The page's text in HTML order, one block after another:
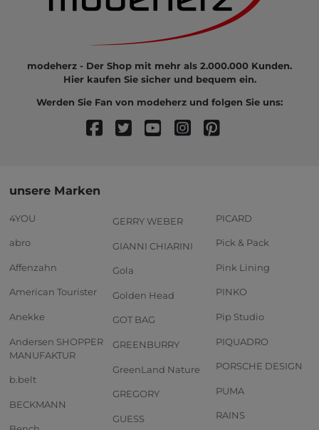
modeherz - Der Shop mit mehr als 2.000.000 Kunden.
Hier kaufen Sie sicher und bequem ein.
Werden Sie Fan von modeherz und folgen Sie uns:
unsere Marken
4YOU
abro
Affenzahn
American Tourister
Anekke
Andersen SHOPPER
MANUFAKTUR
b.belt
BECKMANN
GERRY WEBER
GIANNI CHIARINI
Gola
Golden Head
GOT BAG
GREENBURRY
GreenLand Nature
GREGORY
GUESS
PICARD
Pick & Pack
Pink Lining
PINKO
Pip Studio
PIQUADRO
PORSCHE DESIGN
PUMA
RAINS